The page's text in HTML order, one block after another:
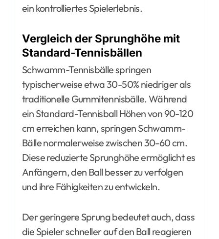
ein kontrolliertes Spielerlebnis.
Vergleich der Sprunghöhe mit
Standard-Tennisbällen
Schwamm-Tennisbälle springen
typischerweise etwa 30-50% niedriger als
traditionelle Gummitennisbälle. Während
ein Standard-Tennisball Höhen von 90-120
cm erreichen kann, springen Schwamm-
Bälle normalerweise zwischen 30-60 cm.
Diese reduzierte Sprunghöhe ermöglicht es
Anfängern, den Ball besser zu verfolgen
und ihre Fähigkeiten zu entwickeln.
Der geringere Sprung bedeutet auch, dass
die Spieler schneller auf den Ball reagieren